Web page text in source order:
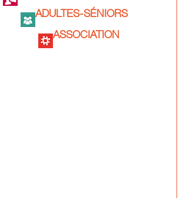
ADULTES-SÉNIORS
ASSOCIATION